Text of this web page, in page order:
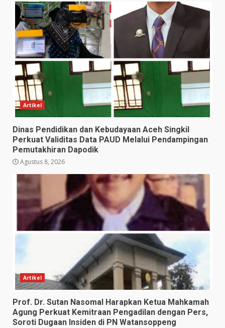
Artikel
Dinas Pendidikan dan Kebudayaan Aceh Singkil
Perkuat Validitas Data PAUD Melalui Pendampingan
Pemutakhiran Dapodik
Agustus 8, 2026
Artikel
Prof. Dr. Sutan Nasomal Harapkan Ketua Mahkamah
Agung Perkuat Kemitraan Pengadilan dengan Pers,
Soroti Dugaan Insiden di PN Watansoppeng